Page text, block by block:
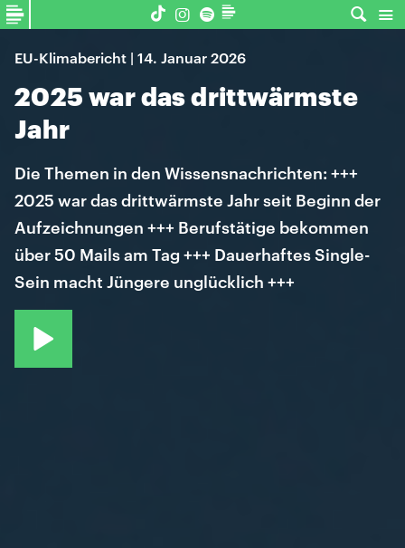
EU-Klimabericht | 14. Januar 2026
2025 war das drittwärmste
Jahr
Die Themen in den Wissensnachrichten: +++
2025 war das drittwärmste Jahr seit Beginn der
Aufzeichnungen +++ Berufstätige bekommen
über 50 Mails am Tag +++ Dauerhaftes Single-
Sein macht Jüngere unglücklich +++